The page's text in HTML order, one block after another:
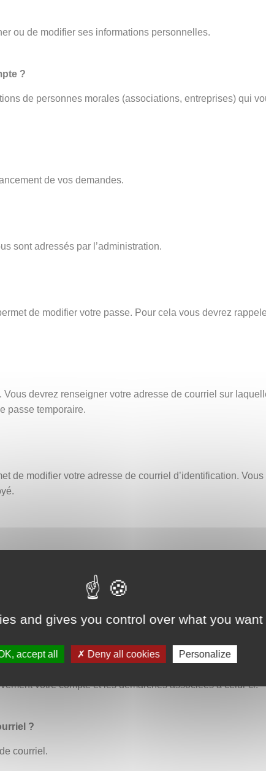
and gives you control over what you
accept all Deny all cookies Personalize
ou de modifier ses informations personnelles.
?
de personnes morales (associations, entreprises) qui
de vos demandes.
sont adressés par l’administration.
de modifier votre passe. Pour cela vous devrez
devrez renseigner votre adresse de courriel sur
passe temporaire.
de modifier votre adresse de courriel d’identification.
bloque automatiquement le compte. Un délai de 30
ou demander la réinitialisation de votre mot de passe (voir
exemple, afin de vous assurer que celle-ci ne contient
de modifier toutes vos informations personnelles.
votre compte et les démarches associées à celui-ci.
?
courriel.